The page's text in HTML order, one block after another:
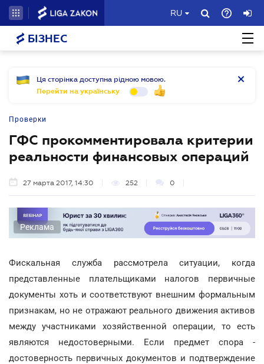
RU
БІЗНЕС
Ця сторінка доступна рідною мовою.
Перейти на українську
Проверки
ГФС прокомментировала критерии
реальности финансовых операций
27 марта 2017, 14:30 252 0
Реклама
Фискальная служба рассмотрела ситуации, когда
представленные плательщиками налогов первичные
документы хоть и соответствуют внешним формальным
признакам, но не отражают реального движения активов
между участниками хозяйственной операции, то есть
являются недостоверными. Если предмет спора -
достоверность первичных документов и подтверждение